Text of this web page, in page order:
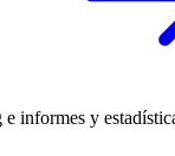
informes y